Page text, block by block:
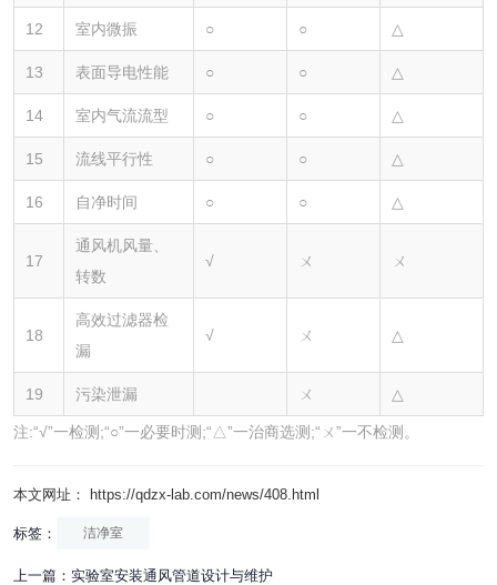
12 室内微振 ○ ○ △
13 表面导电性能 ○ ○ △
14 室内气流流型 ○ ○ △
15 流线平行性 ○ ○ △
16 自净时间 ○ ○ △
17
通风机风量、
转数
√ ㄨ ㄨ
18
高效过滤器检
漏
√ ㄨ △
19 污染泄漏 ㄨ △
注:“√”一检测;“○”一必要时测;“△”一治商选测;“ㄨ”一不检测。
本文网址： https://qdzx-lab.com/news/408.html
标签： 洁净室
上一篇： 实验室安装通风管道设计与维护